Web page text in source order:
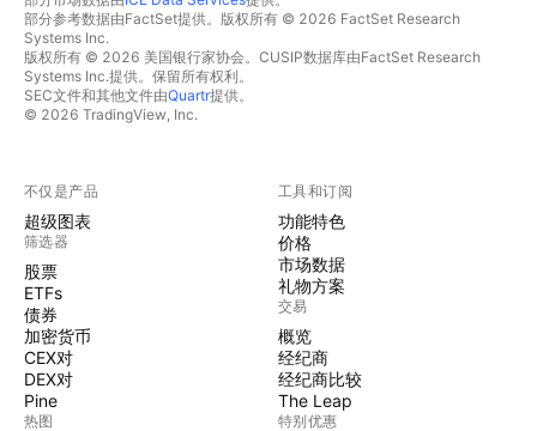
部分参考数据由FactSet提供。版权所有 © 2026 FactSet Research
Systems Inc.
版权所有 © 2026 美国银行家协会。CUSIP数据库由FactSet Research
Systems Inc.提供。保留所有权利。
SEC文件和其他文件由Quartr提供。
© 2026 TradingView, Inc.
不仅是产品
超级图表
筛选器
股票
ETFs
债券
加密货币
CEX对
DEX对
Pine
热图
工具和订阅
功能特色
价格
市场数据
礼物方案
交易
概览
经纪商
经纪商比较
The Leap
特别优惠